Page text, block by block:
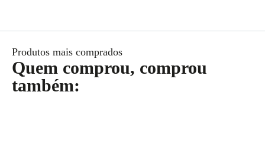
Produtos mais comprados
Quem comprou, comprou
também: